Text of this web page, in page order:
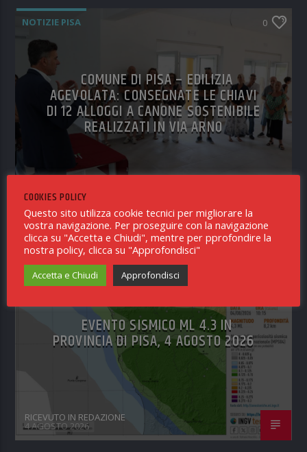
NOTIZIE PISA 0
COMUNE DI PISA – EDILIZIA
AGEVOLATA: CONSEGNATE LE CHIAVI
DI 12 ALLOGGI A CANONE SOSTENIBILE
REALIZZATI IN VIA ARNO
5 AGOSTO 2026
NOTIZIE PISA
EVENTO SISMICO ML 4.3 IN
PROVINCIA DI PISA, 4 AGOSTO 2026
RICEVUTO IN REDAZIONE
4 AGOSTO 2026
COOKIES POLICY
Questo sito utilizza cookie tecnici per migliorare la
vostra navigazione. Per proseguire con la navigazione
clicca su "Accetta e Chiudi", mentre per pprofondire la
nostra policy, clicca su "Approfondisci"
Accetta e Chiudi Approfondisci